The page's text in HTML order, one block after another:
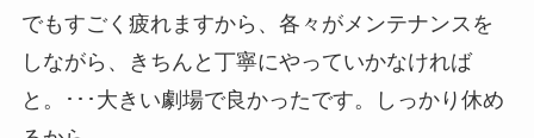
でもすごく疲れますから、各々がメンテナンスを
しながら、きちんと丁寧にやっていかなければ
と。･･･大きい劇場で良かったです。しっかり休め